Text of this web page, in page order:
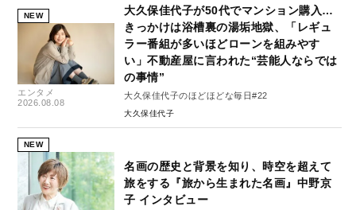
NEW
エンタメ
2026.08.08
大久保佳代子が50代でマンション購入…
きっかけは浴槽裏の湯垢地獄、「レギュ
ラー番組が多いほどローンを組みやす
い」不動産屋に言われた“芸能人ならでは
の事情”
大久保佳代子のほどほどな毎日#22
大久保佳代子
NEW
名画の歴史と背景を知り、時空を超えて
旅をする『旅から生まれた名画』中野京
子 インタビュー